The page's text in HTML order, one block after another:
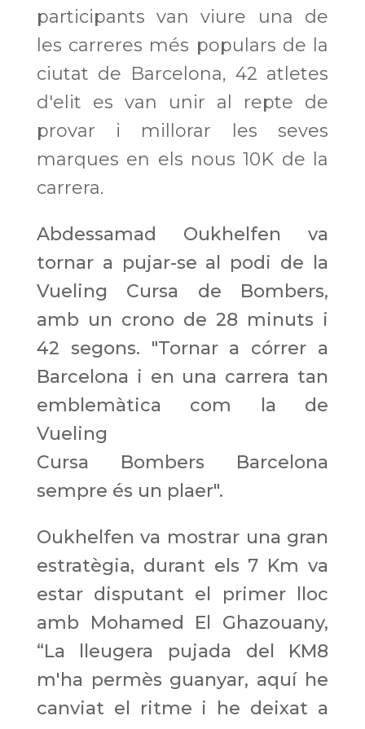
participants van viure una de
les carreres més populars de la
ciutat de Barcelona, 42 atletes
d'elit es van unir al repte de
provar i millorar les seves
marques en els nous 10K de la
carrera.
Abdessamad Oukhelfen va
tornar a pujar-se al podi de la
Vueling Cursa de Bombers,
amb un crono de 28 minuts i
42 segons. "Tornar a córrer a
Barcelona i en una carrera tan
emblemàtica com la de
Vueling
Cursa Bombers Barcelona
sempre és un plaer".
Oukhelfen va mostrar una gran
estratègia, durant els 7 Km va
estar disputant el primer lloc
amb Mohamed El Ghazouany,
“La lleugera pujada del KM8
m'ha permès guanyar, aquí he
canviat el ritme i he deixat a